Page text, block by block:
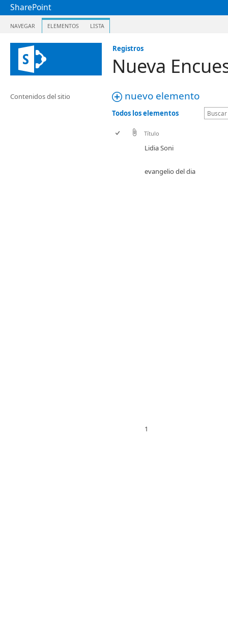
SharePoint
NAVEGAR ELEMENTOS LISTA
Registros
Nueva
Contenidos del sitio nuevo elemento
Todos los elementos
Título
Lidia Soni
evangelio del dia
1